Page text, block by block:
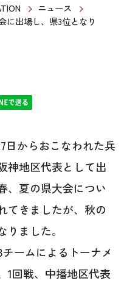
ニュース
に出場し、県3位となり
日からおこなわれた兵
神地区代表として出
、夏の県大会につい
てきましたが、秋の
ました。
ームによるトーナメ
1回戦、中播地区代表